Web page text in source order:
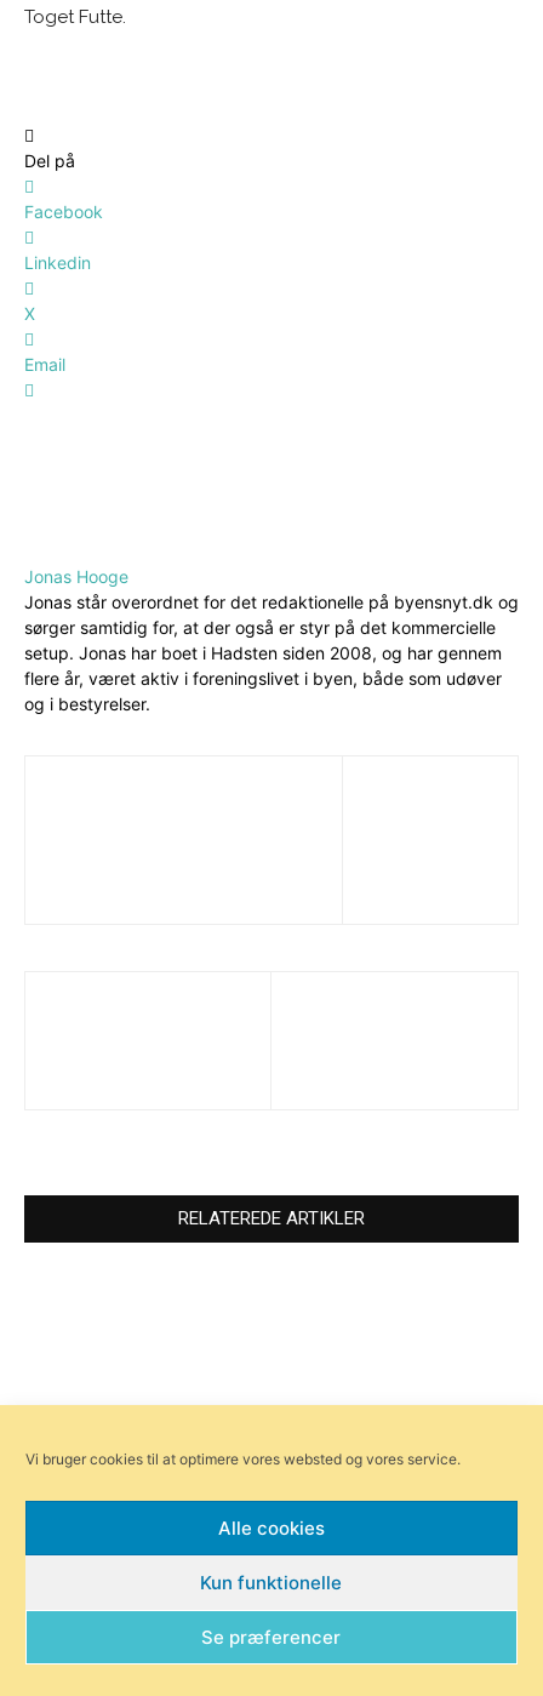
Toget Futte.
Del på
Facebook
Linkedin
X
Email
Jonas Hooge
Jonas står overordnet for det redaktionelle på byensnyt.dk og
sørger samtidig for, at der også er styr på det kommercielle
setup. Jonas har boet i Hadsten siden 2008, og har gennem
flere år, været aktiv i foreningslivet i byen, både som udøver
og i bestyrelser.
RELATEREDE ARTIKLER
Nu er det slut med at parkere
Jubilæum: Hadsten Børnehave
Vi bruger cookies til at optimere vores websted og vores service.
Alle cookies
Kun funktionelle
Se præferencer